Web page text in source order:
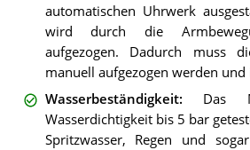
automatischen Uhrwerk
wird durch die
aufgezogen. Dadurch muss
manuell aufgezogen werden
Wasserbeständigkeit: Das
Wasserdichtigkeit bis 5 bar
Spritzwasser, Regen und